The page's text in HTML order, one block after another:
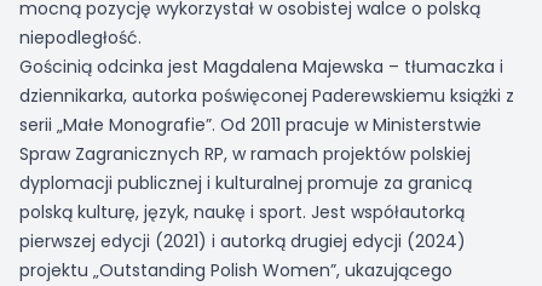
mocną pozycję wykorzystał w osobistej walce o polską
niepodległość.
Gościnią odcinka jest Magdalena Majewska – tłumaczka i
dziennikarka, autorka poświęconej Paderewskiemu książki z
serii „Małe Monografie”. Od 2011 pracuje w Ministerstwie
Spraw Zagranicznych RP, w ramach projektów polskiej
dyplomacji publicznej i kulturalnej promuje za granicą
polską kulturę, język, naukę i sport. Jest współautorką
pierwszej edycji (2021) i autorką drugiej edycji (2024)
projektu „Outstanding Polish Women”, ukazującego